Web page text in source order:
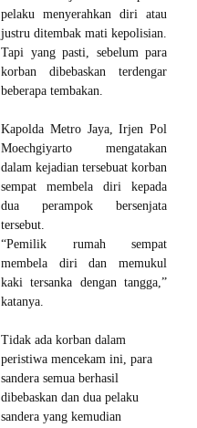
pelaku menyerahkan diri atau
justru ditembak mati kepolisian.
Tapi yang pasti, sebelum para
korban dibebaskan terdengar
beberapa tembakan.
Kapolda Metro Jaya, Irjen Pol
Moechgiyarto mengatakan
dalam kejadian tersebuat korban
sempat membela diri kepada
dua perampok bersenjata
tersebut.
“Pemilik rumah sempat
membela diri dan memukul
kaki tersanka dengan tangga,”
katanya.
Tidak ada korban dalam
peristiwa mencekam ini, para
sandera semua berhasil
dibebaskan dan dua pelaku
sandera yang kemudian